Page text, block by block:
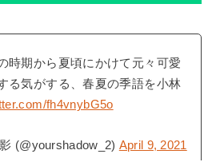
時期から夏頃にかけて元々可愛
る気がする、春夏の季語を小林
fh4vnybG5o
(@yourshadow_2) April 9, 2021